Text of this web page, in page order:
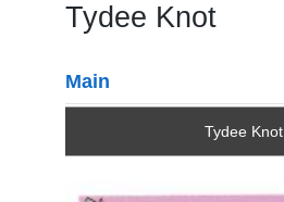
Tydee Knot
Main
Tydee Knot